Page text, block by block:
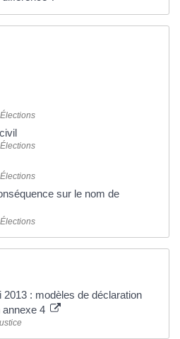
sur le nom de
: modèles de déclaration
4